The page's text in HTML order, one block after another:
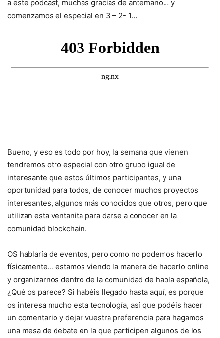
a este podcast, muchas gracias de antemano… y
comenzamos el especial en 3 – 2- 1…
Bueno, y eso es todo por hoy, la semana que vienen
tendremos otro especial con otro grupo igual de
interesante que estos últimos participantes, y una
oportunidad para todos, de conocer muchos proyectos
interesantes, algunos más conocidos que otros, pero que
utilizan esta ventanita para darse a conocer en la
comunidad blockchain.
OS hablaría de eventos, pero como no podemos hacerlo
físicamente… estamos viendo la manera de hacerlo online
y organizarnos dentro de la comunidad de habla española,
¿Qué os parece? Si habéis llegado hasta aquí, es porque
os interesa mucho esta tecnología, así que podéis hacer
un comentario y dejar vuestra preferencia para hagamos
una mesa de debate en la que participen algunos de los